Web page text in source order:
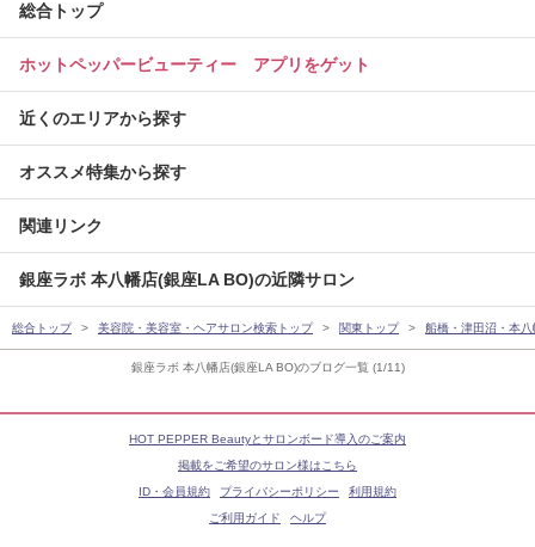
銀座ラボ 本八幡店(銀座LA BO)のブログ一覧 (1/11)
総合トップ
ホットペッパービューティー アプリをゲット
近くのエリアから探す
オススメ特集から探す
関連リンク
銀座ラボ 本八幡店(銀座LA BO)の近隣サロン
総合トップ 美容院・美容室・ヘアサロン検索トップ 関東トップ 船橋・津田沼・本
HOT PEPPER Beautyとサロンボード導入のご案内
掲載をご希望のサロン様はこちら
ID・会員規約
プライバシーポリシー
利用規約
ご利用ガイド
ヘルプ